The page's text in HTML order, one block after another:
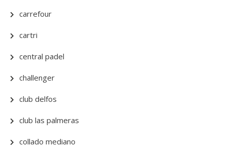
carrefour
cartri
central padel
challenger
club delfos
club las palmeras
collado mediano